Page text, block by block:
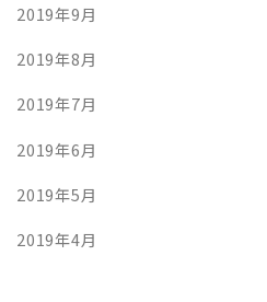
2019年9月
2019年8月
2019年7月
2019年6月
2019年5月
2019年4月